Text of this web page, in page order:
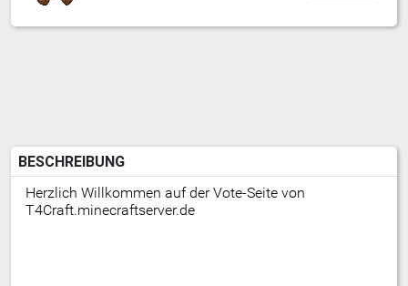
BESCHREIBUNG
Herzlich Willkommen auf der Vote-Seite von
T4Craft.minecraftserver.de